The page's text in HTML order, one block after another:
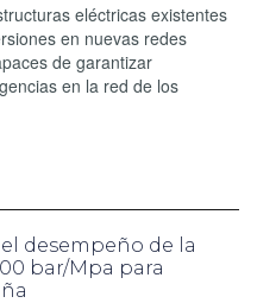
eléctricas existentes
en nuevas redes
de garantizar
en la red de los
desempeño de la
bar/Mpa para